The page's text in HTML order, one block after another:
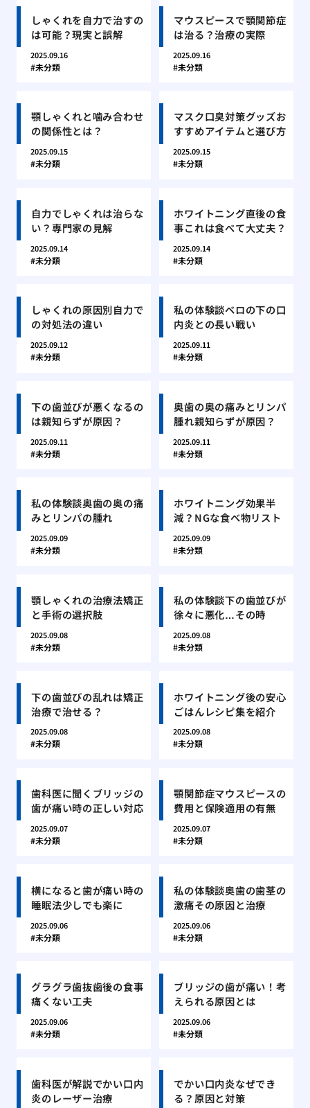
しゃくれを自力で治すの
は可能？現実と誤解
2025.09.16
未分類
マウスピースで顎関節症
は治る？治療の実際
2025.09.16
未分類
顎しゃくれと噛み合わせ
の関係性とは？
2025.09.15
未分類
マスク口臭対策グッズお
すすめアイテムと選び方
2025.09.15
未分類
自力でしゃくれは治らな
い？専門家の見解
2025.09.14
未分類
ホワイトニング直後の食
事これは食べて大丈夫？
2025.09.14
未分類
しゃくれの原因別自力で
の対処法の違い
2025.09.12
未分類
私の体験談ベロの下の口
内炎との長い戦い
2025.09.11
未分類
下の歯並びが悪くなるの
は親知らずが原因？
2025.09.11
未分類
奥歯の奥の痛みとリンパ
腫れ親知らずが原因？
2025.09.11
未分類
私の体験談奥歯の奥の痛
みとリンパの腫れ
2025.09.09
未分類
ホワイトニング効果半
減？NGな食べ物リスト
2025.09.09
未分類
顎しゃくれの治療法矯正
と手術の選択肢
2025.09.08
未分類
私の体験談下の歯並びが
徐々に悪化…その時
2025.09.08
未分類
下の歯並びの乱れは矯正
治療で治せる？
2025.09.08
未分類
ホワイトニング後の安心
ごはんレシピ集を紹介
2025.09.08
未分類
歯科医に聞くブリッジの
歯が痛い時の正しい対応
2025.09.07
未分類
顎関節症マウスピースの
費用と保険適用の有無
2025.09.07
未分類
横になると歯が痛い時の
睡眠法少しでも楽に
2025.09.06
未分類
私の体験談奥歯の歯茎の
激痛その原因と治療
2025.09.06
未分類
グラグラ歯抜歯後の食事
痛くない工夫
2025.09.06
未分類
ブリッジの歯が痛い！考
えられる原因とは
2025.09.06
未分類
歯科医が解説でかい口内
炎のレーザー治療
でかい口内炎なぜでき
る？原因と対策